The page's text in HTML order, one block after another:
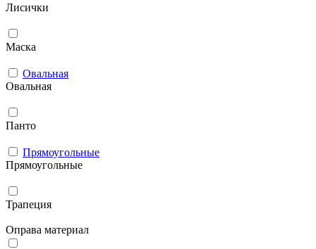
Лисички
Маска
Овальная
Овальная
Панто
Прямоугольные
Прямоугольные
Трапеция
Оправа материал